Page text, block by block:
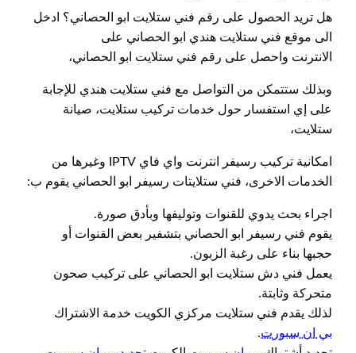
هل تريد الحصول على رقم فني ستلايت ابو الحصاني؟ ادخل
الى موقع فني ستلايت هندي ابو الحصاني على
الانترنت واحصل على رقم فني ستلايت ابو الحصاني،
وبذلك ستتمكن من التواصل مع فني ستلايت هندي للإجابة
على إي استفسار حول خدمات تركيب ستلايت، صيانة
ستلايت،
امكانية تركيب رسيفر انترنت واي فاي IPTV وغيرها من
الخدمات الاخرى، فني ستلايتات رسيفر ابو الحصاني يقوم ب:
اجراء بحث يدوي للقنوات وتوليفها وبأدق صورة.
يقوم فني رسيفر ابو الحصاني بتشفير بعض القنوات أو
حجبها بناء على رغبة الزبون.
يعمل فني دش ستلايت ابو الحصاني على تركيب صحون
متحركة وثابتة.
لذلك يقدم فني ستلايت مركزي الكويت خدمة الاشتراك
بي ان سبورت.